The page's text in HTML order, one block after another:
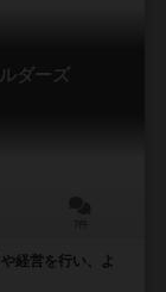
ダーズ
経営を行い、よ